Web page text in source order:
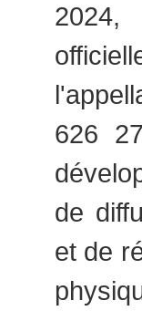
2024,
626
de
et de